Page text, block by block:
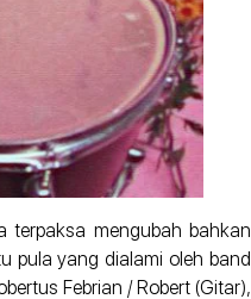
terpaksa mengubah bahkan
pula yang dialami oleh band
Febrian / Robert (Gitar),